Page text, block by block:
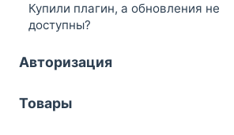
Купили плагин, а обновления не
доступны?
Авторизация
Товары